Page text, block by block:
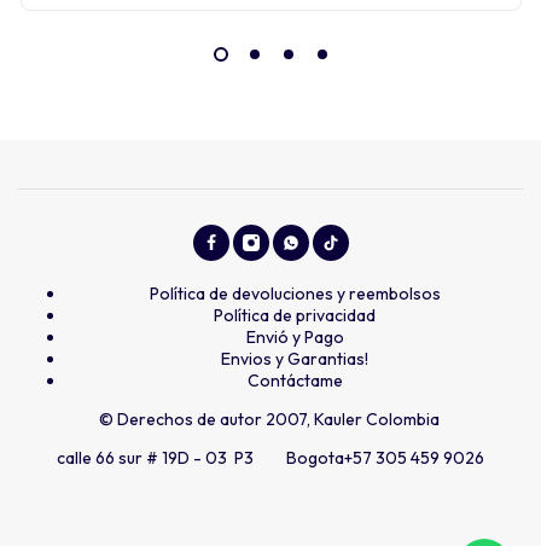
Política de devoluciones y reembolsos
Política de privacidad
Envió y Pago
Envios y Garantias!
Contáctame
© Derechos de autor 2007, Kauler Colombia
calle 66 sur # 19D - 03 P3 Bogota+57 305 459 9026